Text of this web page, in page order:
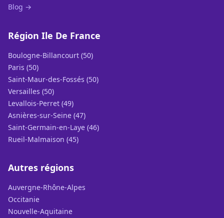
Blog →
Région Ile De France
Boulogne-Billancourt (50)
Paris (50)
Saint-Maur-des-Fossés (50)
Versailles (50)
Levallois-Perret (49)
Asnières-sur-Seine (47)
Saint-Germain-en-Laye (46)
Rueil-Malmaison (45)
Autres régions
Auvergne-Rhône-Alpes
Occitanie
Nouvelle-Aquitaine